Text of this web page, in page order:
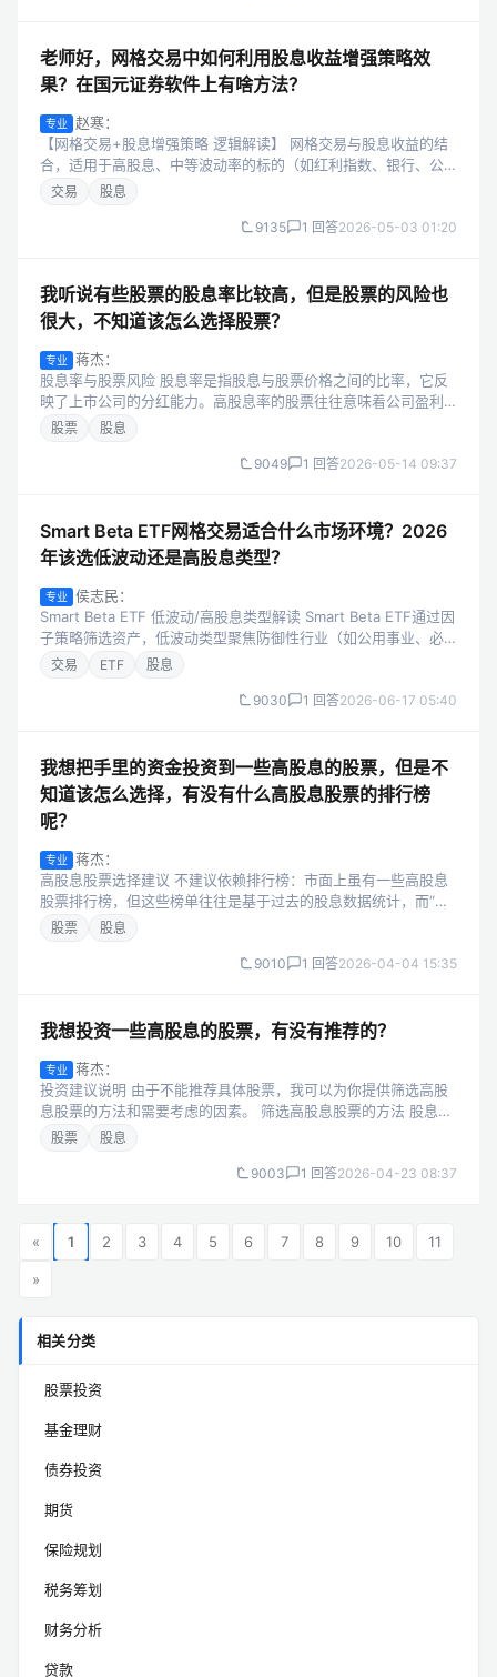
老师好，网格交易中如何利用股息收益增强策略效
果？在国元证券软件上有啥方法？
专业
赵寒：
【网格交易+股息增强策略 逻辑解读】 网格交易与股息收益的结
合，适用于高股息、中等波动率的标的（如红利指数、银行、公
用事业板块）。这类标的底层资产多为现金流稳定、分红率持续
交易 股息
9135 1 回答2026-05-03 01:20
我听说有些股票的股息率比较高，但是股票的风险也
很大，不知道该怎么选择股票？
专业
蒋杰：
股息率与股票风险 股息率是指股息与股票价格之间的比率，它反
映了上市公司的分红能力。高股息率的股票往往意味着公司盈利
稳定，有较好的现金流。然而，股票市场具有不确定性，即使股
股票 股息
9049 1 回答2026-05-14 09:37
Smart Beta ETF网格交易适合什么市场环境？2026
年该选低波动还是高股息类型？
专业
侯志民：
Smart Beta ETF 低波动/高股息类型解读 Smart Beta ETF通过因
子策略筛选资产，低波动类型聚焦防御性行业（如公用事业、必
需消费），持仓企业盈利稳定、股价波动小，适合风险偏好低的...
交易 ETF 股息
9030 1 回答2026-06-17 05:40
我想把手里的资金投资到一些高股息的股票，但是不
知道该怎么选择，有没有什么高股息股票的排行榜
呢？
专业
蒋杰：
高股息股票选择建议 不建议依赖排行榜：市面上虽有一些高股息
股票排行榜，但这些榜单往往是基于过去的股息数据统计，而“过
往业绩不代表未来收益”。股票市场是动态变化的，过去股息高不
股票 股息
9010 1 回答2026-04-04 15:35
我想投资一些高股息的股票，有没有推荐的？
专业
蒋杰：
投资建议说明 由于不能推荐具体股票，我可以为你提供筛选高股
息股票的方法和需要考虑的因素。 筛选高股息股票的方法 股息
率：股息率是股息与股票价格之间的比率，是衡量股票是否具有
股票 股息
9003 1 回答2026-04-23 08:37
« 1 2 3 4 5 6 7 8 9 10 11
»
相关分类
股票投资
基金理财
债券投资
期货
保险规划
税务筹划
财务分析
贷款